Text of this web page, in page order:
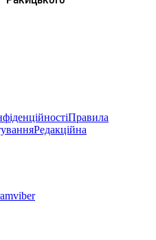
Правила
Редакційна
viber